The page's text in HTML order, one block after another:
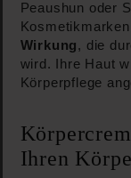
Peaushun oder
Wirkung, die
wird. Ihre Haut
Körperpflege
Ihren